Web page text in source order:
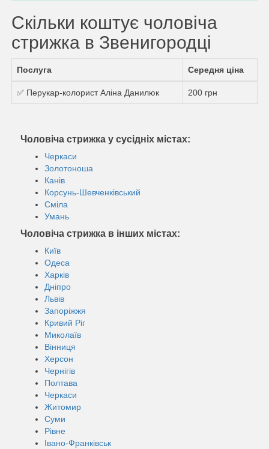
Скільки коштує чоловіча
стрижка в Звенигородці
Послуга Середня ціна
✅ Перукар-колорист Аліна Данилюк 200 грн
Чоловіча стрижка у сусідніх містах:
Черкаси
Золотоноша
Канів
Корсунь-Шевченківський
Сміла
Умань
Чоловіча стрижка в інших містах:
Київ
Одеса
Харків
Дніпро
Львів
Запоріжжя
Кривий Ріг
Миколаїв
Вінниця
Херсон
Чернігів
Полтава
Черкаси
Житомир
Суми
Рівне
Івано-Франківськ